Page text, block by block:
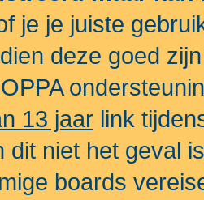
je je juiste
deze goed
13 jaar link
dit niet het geval
boards